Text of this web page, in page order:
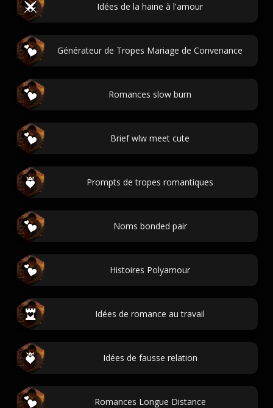
Idées de la haine à l'amour
Générateur de Tropes Mariage de Convenance
Romances slow burn
Brief wlw meet cute
Prompts de tropes romantiques
Noms bonded pair
Histoires Polyamour
Idées de romance au travail
Idées de fausse relation
Romances Longue Distance